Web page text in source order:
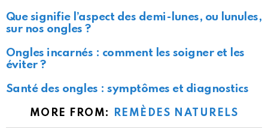
Que signifie l’aspect des demi-lunes, ou lunules,
sur nos ongles ?
Ongles incarnés : comment les soigner et les
éviter ?
Santé des ongles : symptômes et diagnostics
MORE FROM: REMÈDES NATURELS